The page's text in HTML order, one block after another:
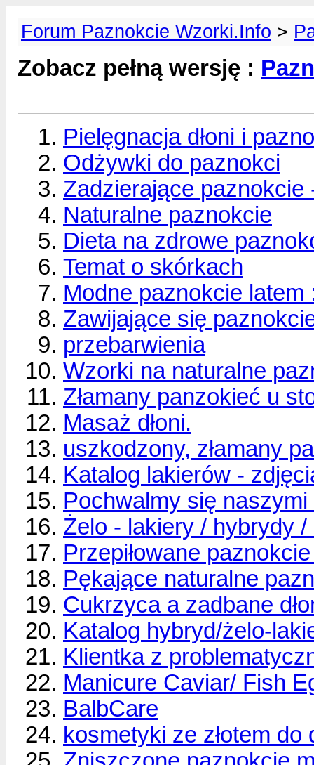
Forum Paznokcie Wzorki.Info >
Zobacz pełną wersję :
Pielęgnacja dłoni i
Odżywki do paznokci
Zadzierające paznokcie
Naturalne paznokcie
Dieta na zdrowe
Temat o skórkach
Modne paznokcie latem
Zawijające się
przebarwienia
Wzorki na naturalne
Złamany panzokieć u
Masaż dłoni.
uszkodzony, złamany
Katalog lakierów -
Pochwalmy się
Żelo - lakiery / hybrydy /
Przepiłowane
Pękające naturalne
Cukrzyca a zadbane
Katalog hybryd/żelo-
Klientka z
Manicure Caviar/ Fish
BalbCare
kosmetyki ze złotem do